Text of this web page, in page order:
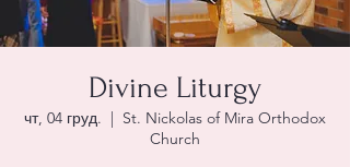
Divine Liturgy
чт, 04 груд.
  |
St. Nickolas of Mira Orthodox
Church